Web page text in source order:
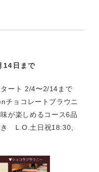
14日まで
ート 2/4〜2/14まで
チョコレートブラウニ
が楽しめるコース6品
き L.O.土日祝18:30、